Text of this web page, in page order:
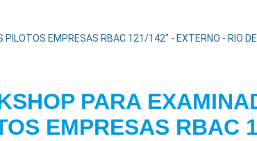
EMPRESAS RBAC 121/142" - EXTERNO - RIO
PARA